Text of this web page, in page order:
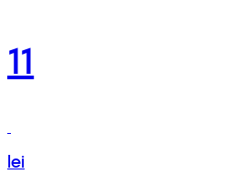
11
lei